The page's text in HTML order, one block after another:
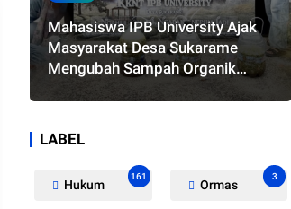
Mahasiswa IPB University Ajak
Masyarakat Desa Sukarame
Mengubah Sampah Organik
LABEL
Hukum
161
Ormas
3